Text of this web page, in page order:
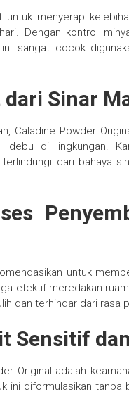
untuk menyerap
Dengan kontrol
sangat cocok
Sinar
Caladine Powder
debu di lingkungan.
dari bahaya
untuk
efektif meredakan
dan terhindar dari rasa
Sensitif
Original adalah
ini diformulasikan